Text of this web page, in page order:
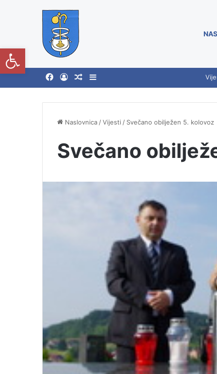
Naslovnica /Vijesti / Svečano obilježen 5. kolovoz
Svečano
Open toolbar